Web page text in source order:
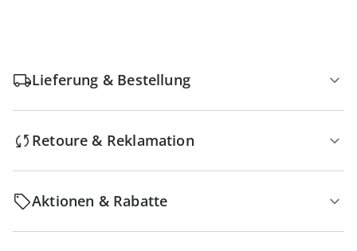
Lieferung & Bestellung
Retoure & Reklamation
Aktionen & Rabatte